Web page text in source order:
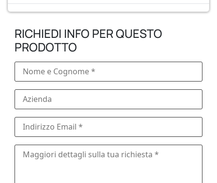
RICHIEDI INFO PER QUESTO
PRODOTTO